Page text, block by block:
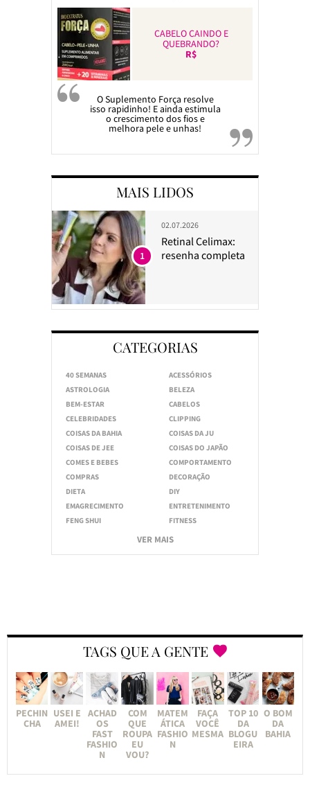
CABELO CAINDO E
QUEBRANDO?
R$
O Suplemento Força resolve
isso rapidinho! E ainda estimula
o crescimento dos fios e
melhora pele e unhas!
MAIS LIDOS
02.07.2026
Retinal Celimax:
resenha completa
1
CATEGORIAS
40 SEMANAS
ACESSÓRIOS
ASTROLOGIA
BELEZA
BEM-ESTAR
CABELOS
CELEBRIDADES
CLIPPING
COISAS DA BAHIA
COISAS DA JU
COISAS DE JEE
COISAS DO JAPÃO
COMES E BEBES
COMPORTAMENTO
COMPRAS
DECORAÇÃO
DIETA
DIY
EMAGRECIMENTO
ENTRETENIMENTO
FENG SHUI
FITNESS
VER MAIS
TAGS QUE A GENTE
PECHIN
CHA
USEI E
AMEI!
ACHAD
OS
FAST
FASHIO
N
COM
QUE
ROUPA
EU
VOU?
MATEM
ÁTICA
FASHIO
N
FAÇA
VOCÊ
MESMA
TOP 10
DA
BLOGU
EIRA
O BOM
DA
BAHIA